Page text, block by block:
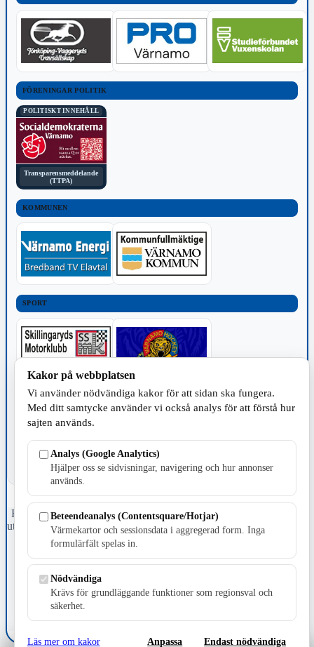
FÖRENINGAR POLITIK
POLITISKT INNEHÅLL
Transparensmeddelande
(TTPA)
KOMMUNEN
SPORT
TILLVERKNING
Fristående webbtidningsföretag grundat 1991 som sedan 2002 ger
ut tidningen Skillingaryd.nu och 2010 lanserades Värnamo.nu. Från
april 2026 omfattar Skillingaryd.nu tre kommuner: Gnosjö,
Värnamo och Vaggeryds kommun.
E-post: redaktionen@skillingaryd.nu
Postadress: Gisslaköp 1, 568 92 Skillingaryd
Kakinställningar
Kakor på webbplatsen
Vi använder nödvändiga kakor för att sidan ska fungera.
Med ditt samtycke använder vi också analys för att förstå hur
sajten används.
Analys (Google Analytics)
Hjälper oss se sidvisningar, navigering och hur annonser
används.
Beteendeanalys (Contentsquare/Hotjar)
Värmekartor och sessionsdata i aggregerad form. Inga
formulärfält spelas in.
Nödvändiga
Krävs för grundläggande funktioner som regionsval och
säkerhet.
Läs mer om kakor Anpassa Endast nödvändiga